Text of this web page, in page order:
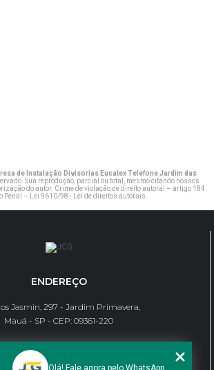
de Instalação Divisorias Eucatex Telefone Jardim das
Sua reprodução, parcial ou total, mesmo citando nossos
do autor. Crime de violação de direito autoral – artigo 184
Penal –
Lei 9610/98 - Lei de direitos autorais
ENDEREÇO
Jasmin, 297 - Jardim Primavera,
Mauá - SP - CEP: 09361-220
CONTATO
Olá! Fale agora pelo WhatsApp